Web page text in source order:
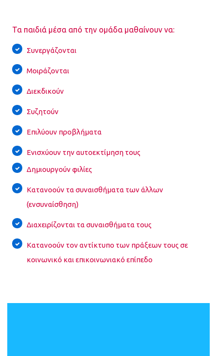
Τα παιδιά μέσα από την ομάδα μαθαίνουν να:
Συνεργάζονται
Μοιράζονται
Διεκδικούν
Συζητούν
Επιλύουν προβλήματα
Ενισχύουν την αυτοεκτίμηση τους
Δημιουργούν φιλίες
Κατανοούν τα συναισθήματα των άλλων
(ενσυναίσθηση)
Διαχειρίζονται τα συναισθήματα τους
Κατανοούν τον αντίκτυπο των πράξεων τους σε
κοινωνικό και επικοινωνιακό επίπεδο